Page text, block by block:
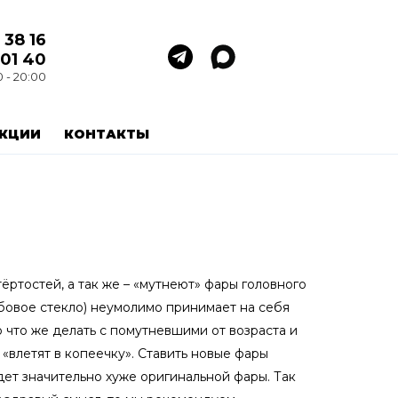
16
40
- 20:00
КОНТАКТЫ
а так же – «мутнеют» фары головного
стекло) неумолимо принимает на себя
же делать с помутневшими от возраста и
в копеечку». Ставить новые фары
значительно хуже оригинальной фары. Так